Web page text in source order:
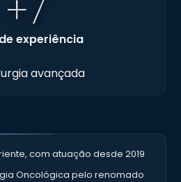
+7
experiência
avançada
com atuação desde 2019
Oncológica pelo renomado